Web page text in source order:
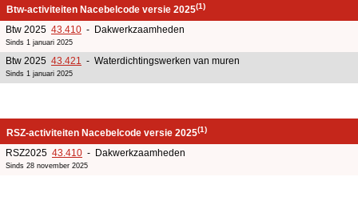
Btw-activiteiten Nacebelcode versie 2025(1)
Btw 2025 43.410 - Dakwerkzaamheden
Sinds 1 januari 2025
Btw 2025 43.421 - Waterdichtingswerken van muren
Sinds 1 januari 2025
RSZ-activiteiten Nacebelcode versie 2025(1)
RSZ2025 43.410 - Dakwerkzaamheden
Sinds 28 november 2025